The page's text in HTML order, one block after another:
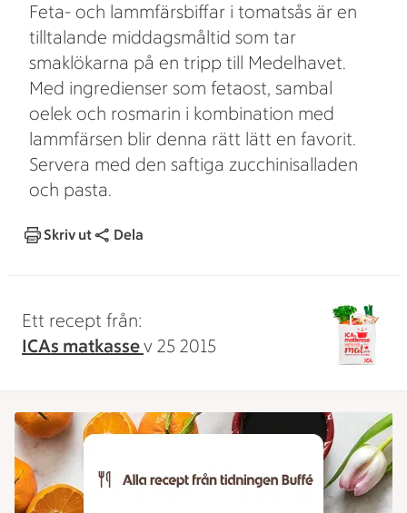
Feta- och lammfärsbiffar i tomatsås är en
tilltalande middagsmåltid som tar
smaklökarna på en tripp till Medelhavet.
Med ingredienser som fetaost, sambal
oelek och rosmarin i kombination med
lammfärsen blir denna rätt lätt en favorit.
Servera med den saftiga zucchinisalladen
och pasta.
Skriv ut Dela
Ett recept från:
ICAs matkassev 25 2015